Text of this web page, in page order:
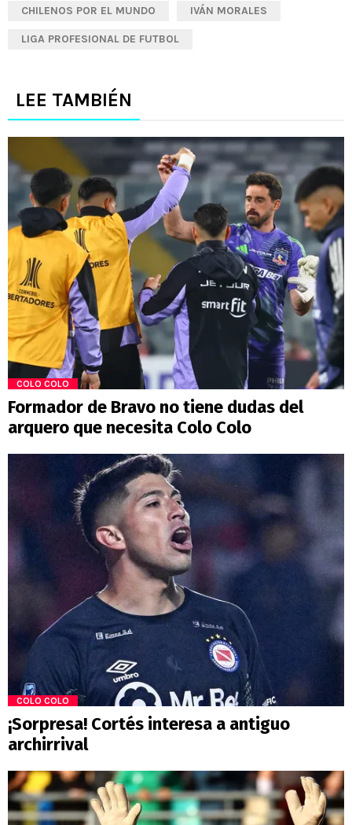
CHILENOS POR EL MUNDO IVÁN MORALES
LIGA PROFESIONAL DE FUTBOL
LEE TAMBIÉN
COLO COLO
Formador de Bravo no tiene dudas del
arquero que necesita Colo Colo
COLO COLO
¡Sorpresa! Cortés interesa a antiguo
archirrival